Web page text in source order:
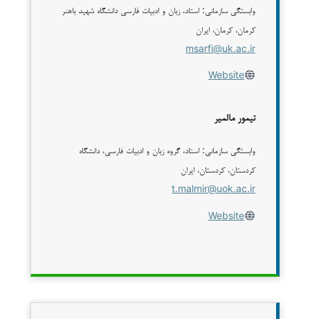
وابستگی سازمانی: استاد، زبان و ادبیات فارسی دانشگاه شهید باهنر
کرمان، کرمان، ایران
msarfi@uk.ac.ir
Website
تیمور مالمیر
وابستگی سازمانی: استاد، گروه زبان و ادبیات فارسی، دانشگاه
کردستان، کردستان، ایران
t.malmir@uok.ac.ir
Website